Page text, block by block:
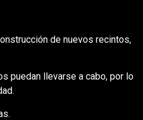
de nuevos recintos,
puedan llevarse a cabo, por lo